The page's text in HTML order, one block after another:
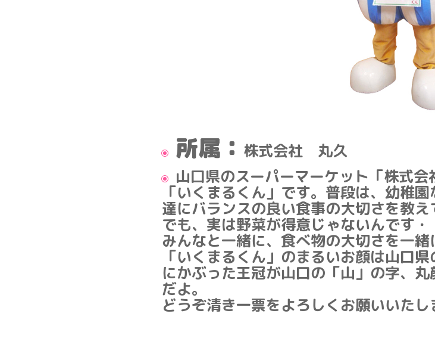
所属： 株式会社 丸久
山口県のスーパーマーケット「株式
「いくまるくん」です。普段は、幼稚
達にバランスの良い食事の大切さを教え
でも、実は野菜が得意じゃないんです・
みんなと一緒に、食べ物の大切さを一緒
「いくまるくん」のまるいお顔は山口
にかぶった王冠が山口の「山」の字、
だよ。
どうぞ清き一票をよろしくお願いいたし